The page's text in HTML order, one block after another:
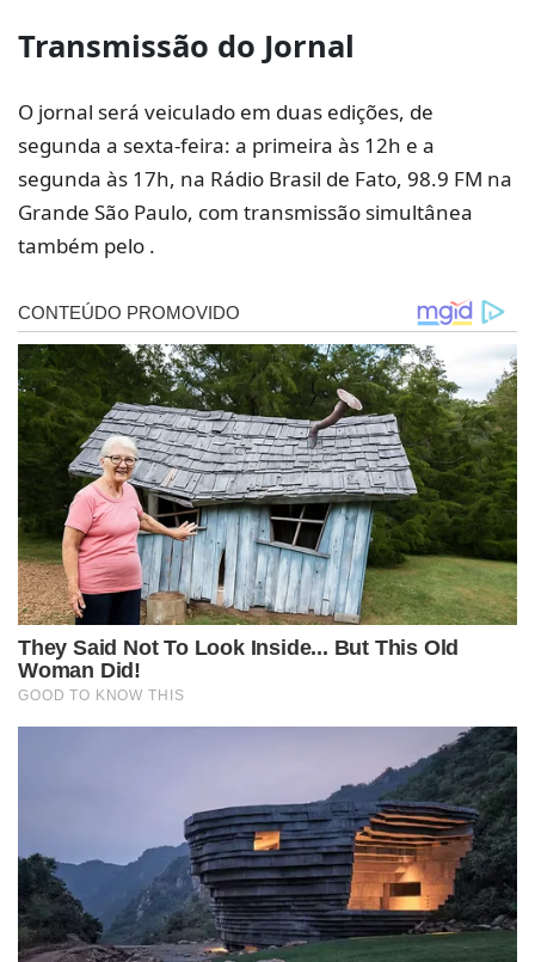
Transmissão do Jornal
O jornal será veiculado em duas edições, de
segunda a sexta-feira: a primeira às 12h e a
segunda às 17h, na Rádio Brasil de Fato, 98.9 FM na
Grande São Paulo, com transmissão simultânea
também pelo .